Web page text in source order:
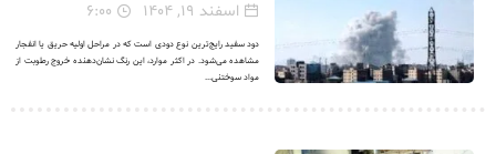
اسفند ۱۹, ۱۴۰۴
دود سفید رایج‌ترین نوع دودی است که در مراحل اولیه حریق یا انفجار
مشاهده می‌شود. در اکثر موارد، این رنگ نشان‌دهنده خروج رطوبت از
مواد سوختنی...